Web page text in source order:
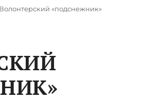
«подснежник»